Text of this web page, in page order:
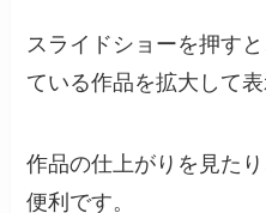
スライドショーを押す
ている作品を拡大して表
作品の仕上がりを見た
便利です。